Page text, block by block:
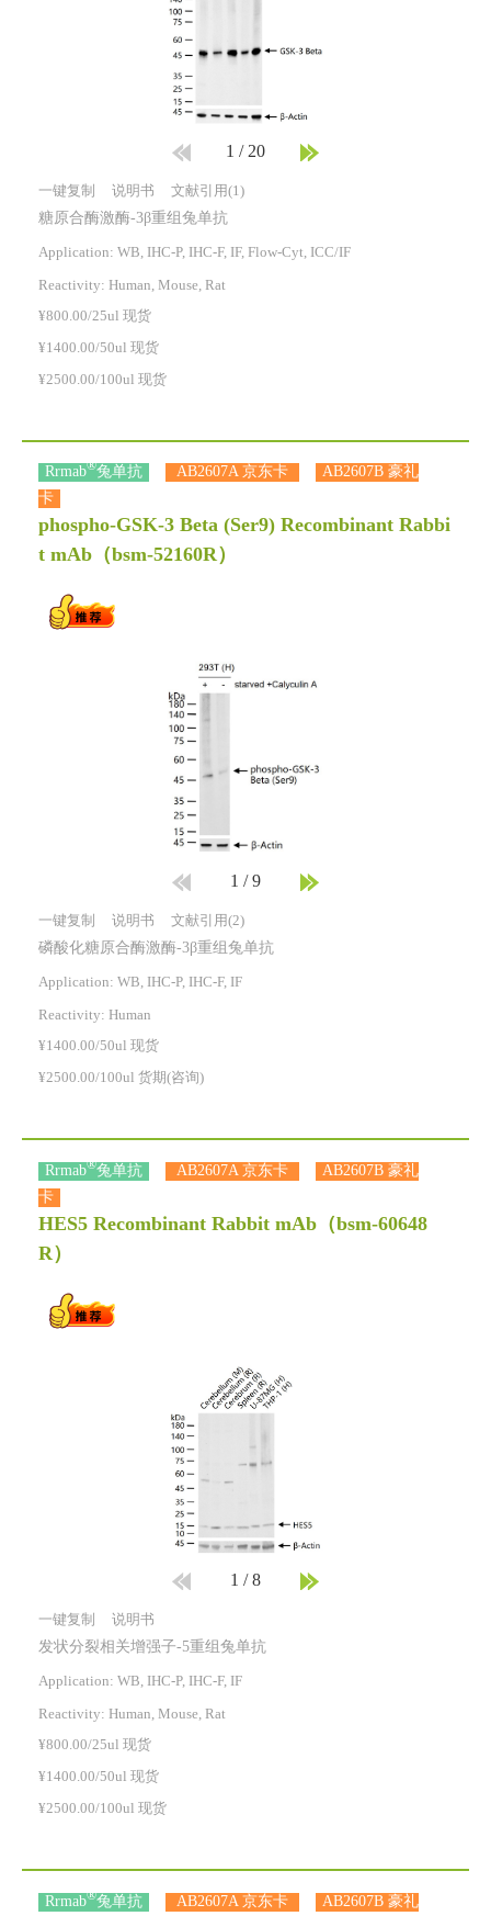
1 /20
一键复制 说明书 文献引用(1)
糖原合酶激酶-3β重组兔单抗
Application: WB, IHC-P, IHC-F, IF, Flow-Cyt, ICC/IF
Reactivity: Human, Mouse, Rat
¥800.00/25ul 现货
¥1400.00/50ul 现货
¥2500.00/100ul 现货
Rrmab®兔单抗 AB2607A 京东卡
AB2607B 豪礼
卡
phospho-GSK-3 Beta (Ser9) Recombinant Rabbi
t mAb （bsm-52160R）
1 /9
一键复制 说明书 文献引用(2)
磷酸化糖原合酶激酶-3β重组兔单抗
Application: WB, IHC-P, IHC-F, IF
Reactivity: Human
¥1400.00/50ul 现货
¥2500.00/100ul 货期(咨询)
Rrmab®兔单抗 AB2607A 京东卡
AB2607B 豪礼
卡
HES5 Recombinant Rabbit mAb （bsm-60648
R）
1 /8
一键复制 说明书
发状分裂相关增强子-5重组兔单抗
Application: WB, IHC-P, IHC-F, IF
Reactivity: Human, Mouse, Rat
¥800.00/25ul 现货
¥1400.00/50ul 现货
¥2500.00/100ul 现货
Rrmab®兔单抗 AB2607A 京东卡 AB2607B 豪礼